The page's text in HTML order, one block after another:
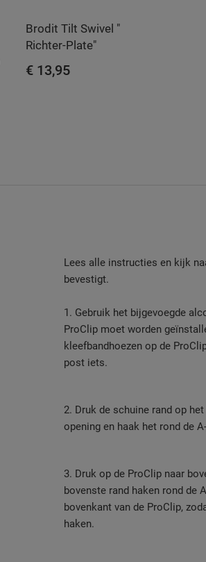
Brodit Tilt Swivel "
Richter-Plate"
€ 13,95
Lees alle instructies en kijk
bevestigt.
1. Gebruik het bijgevoegde
ProClip moet worden
kleefbandhoezen op de
post iets.
2. Druk de schuine rand op
opening en haak het rond de
3. Druk op de ProClip naar
bovenste rand haken rond de
bovenkant van de ProClip,
haken.